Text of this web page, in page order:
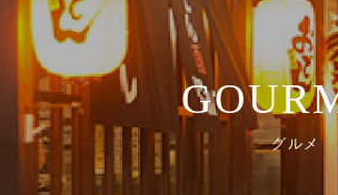
グルメ